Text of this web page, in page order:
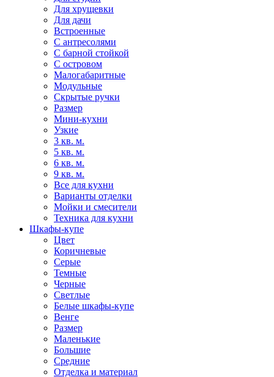
Для хрущевки
Для дачи
Встроенные
С антресолями
С барной стойкой
С островом
Малогабаритные
Модульные
Скрытые ручки
Размер
Мини-кухни
Узкие
3 кв. м.
5 кв. м.
6 кв. м.
9 кв. м.
Все для кухни
Варианты отделки
Мойки и смесители
Техника для кухни
Шкафы-купе
Цвет
Коричневые
Серые
Темные
Черные
Светлые
Белые шкафы-купе
Венге
Размер
Маленькие
Большие
Средние
Отделка и материал